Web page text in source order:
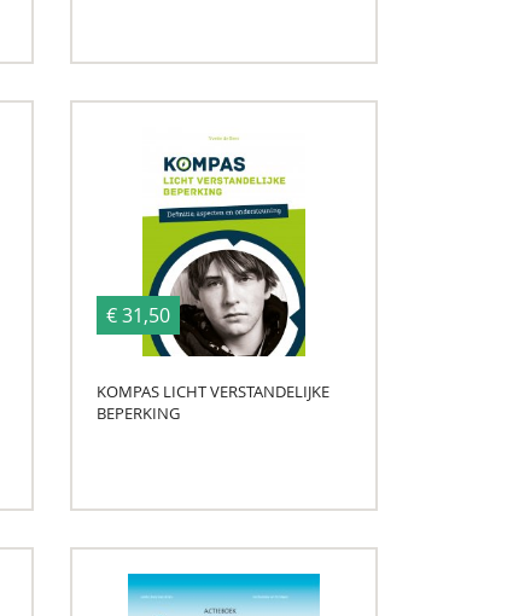
€ 31,50
KOMPAS LICHT VERSTANDELIJKE
BEPERKING